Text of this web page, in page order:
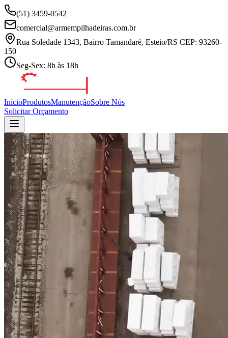
(51) 3459-0542
comercial@armempilhadeiras.com.br
Rua Soledade 1343, Bairro Tamandaré, Esteio/RS CEP: 93260-
150
Seg-Sex: 8h às 18h
InícioProdutosManutençãoSobre Nós
Solicitar Orçamento